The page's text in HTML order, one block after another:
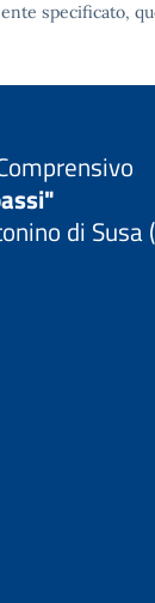
specificato,
di Susa